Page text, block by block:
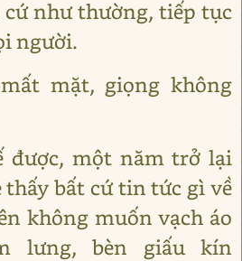
cứ như thường, tiếp tục
người.
mặt, giọng không
được, một năm trở lại
thấy bất cứ tin tức gì về
không muốn vạch áo
lưng, bèn giấu kín